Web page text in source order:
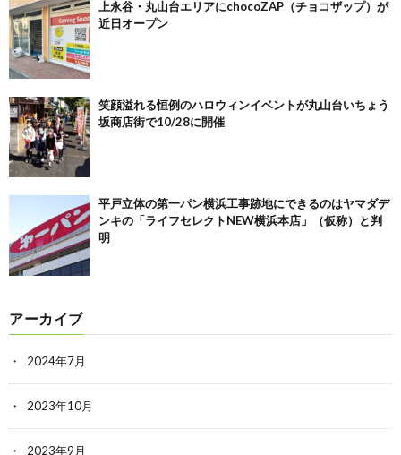
上永谷・丸山台エリアにchocoZAP（チョコザップ）が
近日オープン
笑顔溢れる恒例のハロウィンイベントが丸山台いちょう
坂商店街で10/28に開催
平戸立体の第一パン横浜工事跡地にできるのはヤマダデ
ンキの「ライフセレクトNEW横浜本店」（仮称）と判
明
アーカイブ
2024年7月
2023年10月
2023年9月